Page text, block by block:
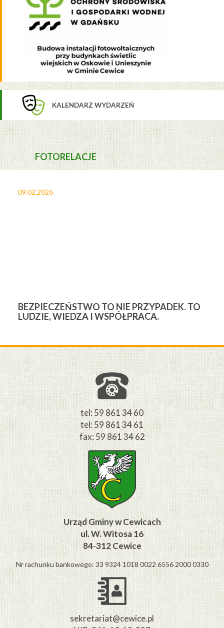
KALENDARZ WYDARZEŃ
FOTORELACJE
09.02.2026
BEZPIECZEŃSTWO TO NIE PRZYPADEK. TO
LUDZIE, WIEDZA I WSPÓŁPRACA.
tel: 59 861 34 60
tel: 59 861 34 61
fax: 59 861 34 62
Urząd Gminy w Cewicach
ul. W. Witosa 16
84-312 Cewice
Nr rachunku bankowego: 33 9324 1018 0022 6556 2000 0330
sekretariat@cewice.pl